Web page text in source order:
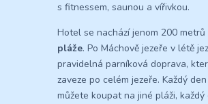
s fitnessem, saunou a vířivkou.
Hotel se nachází jenom 200 metrů
pláže. Po Máchově jezeře v létě
pravidelná parníková doprava,
zaveze po celém jezeře. Každý
můžete koupat na jiné pláži, každý